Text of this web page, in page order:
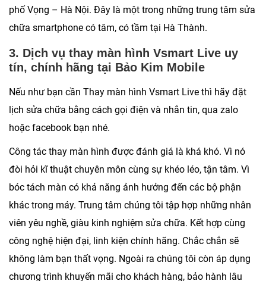
phố Vọng – Hà Nội. Đây là một trong những trung tâm sửa
chữa smartphone có tâm, có tầm tại Hà Thành.
3. Dịch vụ thay màn hình Vsmart Live uy
tín, chính hãng tại Bảo Kim Mobile
Nếu như bạn cần Thay màn hình Vsmart Live thì hãy đặt
lịch sửa chữa bằng cách gọi điện và nhắn tin, qua zalo
hoặc facebook bạn nhé.
Công tác thay màn hình được đánh giá là khá khó. Vì nó
đòi hỏi kĩ thuật chuyên môn cùng sự khéo léo, tận tâm. Vì
bóc tách màn có khả năng ảnh hưởng đến các bộ phận
khác trong máy. Trung tâm chúng tôi tập hợp những nhân
viên yêu nghề, giàu kinh nghiệm sửa chữa. Kết hợp cùng
công nghệ hiện đại, linh kiện chính hãng. Chắc chắn sẽ
không làm bạn thất vọng. Ngoài ra chúng tôi còn áp dụng
chương trình khuyến mãi cho khách hàng, bảo hành lâu